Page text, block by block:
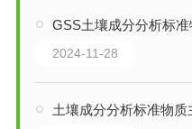
GSS土壤成分分析标
2024-11-28
土壤成分分析标准物